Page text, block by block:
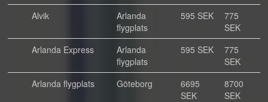
Alvik
Arlanda
flygplats
595 SEK
775
SEK
Arlanda Express
Arlanda
flygplats
595 SEK
775
SEK
Arlanda flygplats
Göteborg
6695
SEK
8700
SEK